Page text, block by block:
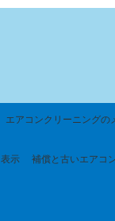
エアコンクリーニングの
表示 補償と古いエアコ